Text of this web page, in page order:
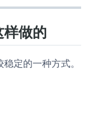
做的
定的一种方式。